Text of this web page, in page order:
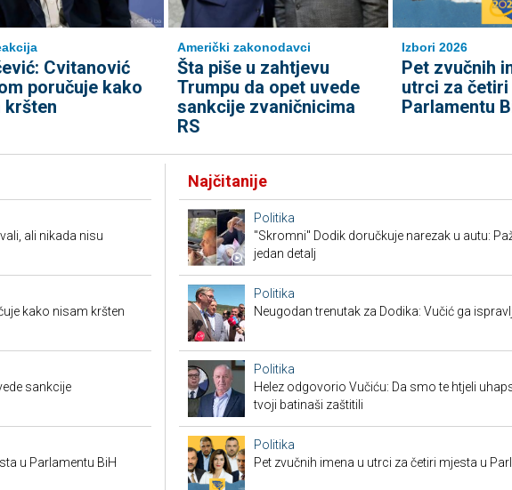
Cvitanović
poručuje kako
kršten
Američki zakonodavci
Šta piše u zahtjevu
Trumpu da opet uvede
sankcije zvaničnicima
RS
Izbori 2026
Pet zvučnih
utrci za četiri
Parlamentu
ali nikada nisu
kako nisam kršten
sankcije
u Parlamentu BiH
Najčitanije
Politika
"Skromni" Dodik doručkuje narezak u autu:
jedan detalj
Politika
Neugodan trenutak za Dodika: Vučić ga
Politika
Helez odgovorio Vučiću: Da smo te htjeli
tvoji batinaši zaštitili
Politika
Pet zvučnih imena u utrci za četiri mjesta u